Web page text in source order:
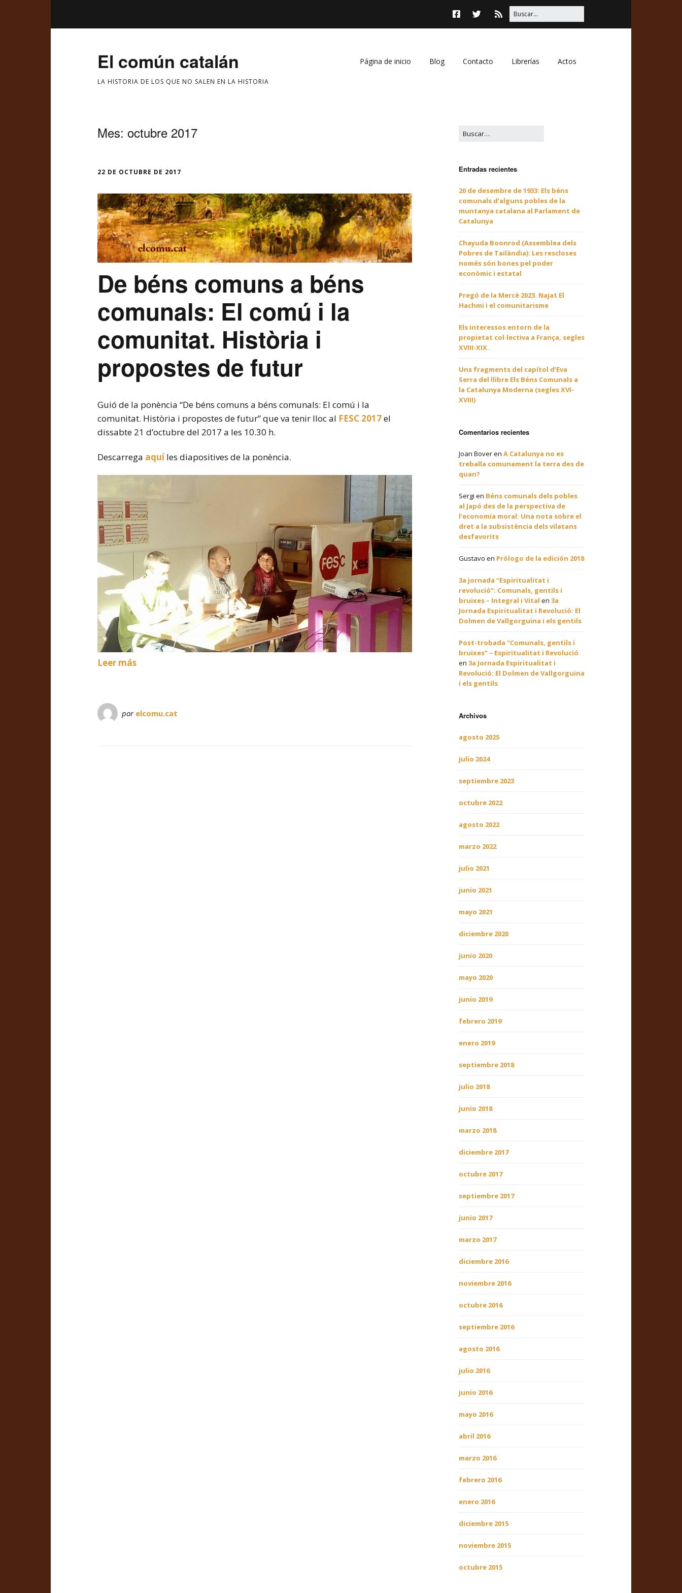
El común catalán
LA HISTORIA DE LOS QUE NO SALEN EN LA HISTORIA
Página de inicio Blog Contacto Librerías Actos
Mes: octubre 2017
22 DE OCTUBRE DE 2017
De béns comuns a béns
comunals: El comú i la
comunitat. Història i
propostes de futur
Guió de la ponència “De béns comuns a béns comunals: El comú i la
comunitat. Història i propostes de futur” que va tenir lloc al FESC 2017el
dissabte 21 d’octubre del 2017 a les 10.30 h.
Descarrega aquíles diapositives de la ponència.
Leer más
por elcomu.cat
Entradas recientes
20 de desembre de 1933: Els béns
comunals d’alguns pobles de la
muntanya catalana al Parlament de
Catalunya
Chayuda Boonrod (Assemblea dels
Pobres de Tailàndia): Les rescloses
només són bones pel poder
econòmic i estatal
Pregó de la Mercè 2023. Najat El
Hachmi i el comunitarisme
Els interessos entorn de la
propietat col·lectiva a França, segles
XVIII-XIX.
Uns fragments del capítol d’Eva
Serra del llibre Els Béns Comunals a
la Catalunya Moderna (segles XVI-
XVIII)
Comentarios recientes
Joan Boveren A Catalunya no es
treballa comunament la terra des de
quan?
Sergi en Béns comunals dels pobles
al Japó des de la perspectiva de
l’economia moral: Una nota sobre el
dret a la subsistència dels vilatans
desfavorits
Gustavo en Prólogo de la edición 2018
3a jornada “Espiritualitat i
revolució”: Comunals, gentils i
bruixes – Integral i Vital en 3a
Jornada Espiritualitat i Revolució: El
Dolmen de Vallgorguina i els gentils
Post-trobada “Comunals, gentils i
bruixes” – Espiritualitat i Revolució
en 3a Jornada Espiritualitat i
Revolució: El Dolmen de Vallgorguina
i els gentils
Archivos
agosto 2025
julio 2024
septiembre 2023
octubre 2022
agosto 2022
marzo 2022
julio 2021
junio 2021
mayo 2021
diciembre 2020
junio 2020
mayo 2020
junio 2019
febrero 2019
enero 2019
septiembre 2018
julio 2018
junio 2018
marzo 2018
diciembre 2017
octubre 2017
septiembre 2017
junio 2017
marzo 2017
diciembre 2016
noviembre 2016
octubre 2016
septiembre 2016
agosto 2016
julio 2016
junio 2016
mayo 2016
abril 2016
marzo 2016
febrero 2016
enero 2016
diciembre 2015
noviembre 2015
octubre 2015